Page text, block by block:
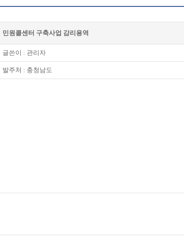
민원콜센터 구축사업 감리용역
글쓴이 : 관리자
발주처 : 충청남도